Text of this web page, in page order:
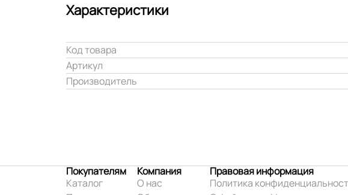
Характеристики
Код товара
Артикул
Производитель
Покупателям
Каталог
Компания
О нас
Правовая информация
Политика